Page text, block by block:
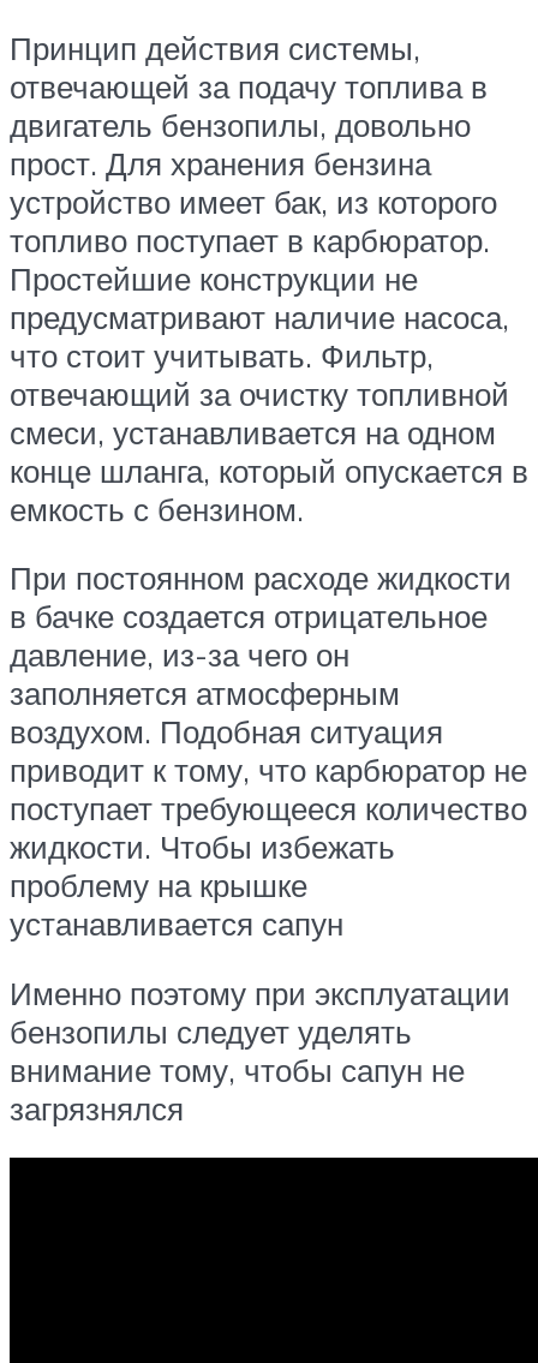
Принцип действия системы,
отвечающей за подачу топлива в
двигатель бензопилы, довольно
прост. Для хранения бензина
устройство имеет бак, из которого
топливо поступает в карбюратор.
Простейшие конструкции не
предусматривают наличие насоса,
что стоит учитывать. Фильтр,
отвечающий за очистку топливной
смеси, устанавливается на одном
конце шланга, который опускается в
емкость с бензином.
При постоянном расходе жидкости
в бачке создается отрицательное
давление, из-за чего он
заполняется атмосферным
воздухом. Подобная ситуация
приводит к тому, что карбюратор не
поступает требующееся количество
жидкости. Чтобы избежать
проблему на крышке
устанавливается сапун
Именно поэтому при эксплуатации
бензопилы следует уделять
внимание тому, чтобы сапун не
загрязнялся